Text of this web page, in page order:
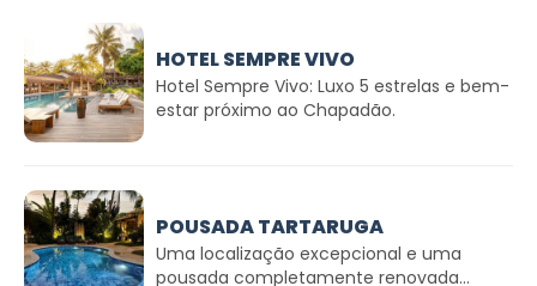
HOTEL SEMPRE VIVO
Hotel Sempre Vivo: Luxo 5 estrelas e bem-
estar próximo ao Chapadão.
POUSADA TARTARUGA
Uma localização excepcional e uma
pousada completamente renovada...